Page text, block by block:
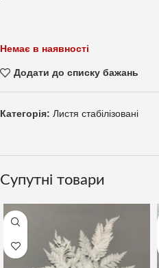
Немає в наявності
Додати до списку бажань
Категорія: Листя стабілізовані
Супутні товари